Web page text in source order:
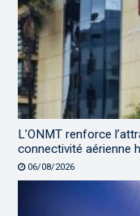
L’ONMT renforce
connectivité aérienne
06/08/2026